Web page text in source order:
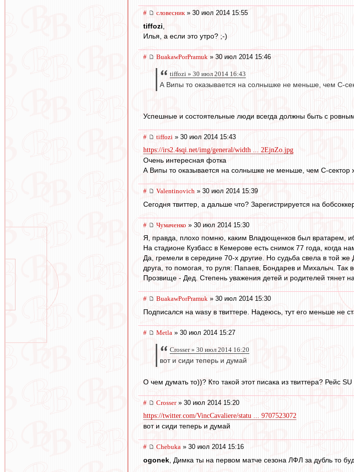
# словесник» 30 июл 2014 15:55
tiffozi
Илья, а если это утро? ;-)
# BuakawPorPramuk » 30 июл 2014 15:46
tiffozi » 30 июл 2014 16:43
А Випы то оказывается на солнышке не меньше, чем С-
Успешные и состоятельные люди всегда должны быть с
# tiffozi » 30 июл 2014 15:43
https://irs2.4sqi.net/img/general/width ... 2EjnZo.jpg
Очень интересная фотка
А Випы то оказывается на солнышке не меньше, чем С-сектор
# Valentinovich » 30 июл 2014 15:39
Сегодня твиттер, а дальше что? Зарегистрируется на
# Чумаченко » 30 июл 2014 15:30
Я, правда, плохо помню, каким Владющенков был вратарем,
На стадионе Кузбасс в Кемерове есть снимок 77 года, когда
Да, гремели в середине 70-х другие. Но судьба свела в той
друга, то помогая, то руля: Папаев, Бондарев и Михалыч.
Прозвище - Дед. Степень уважения детей и родителей тянет
# BuakawPorPramuk » 30 июл 2014 15:30
Подписался на wasy в твиттере. Надеюсь, тут его меньше не
# Metla » 30 июл 2014 15:27
Crosser » 30 июл 2014 16:20
вот и сиди теперь и думай
О чем думать то))? Кто такой этот писака из твиттера? Рейс
# Crosser» 30 июл 2014 15:20
https://twitter.com/VincCavaliere/statu ... 9707523072
вот и сиди теперь и думай
# Chebuka » 30 июл 2014 15:16
ogonek , Димка ты на первом матче сезона ЛФЛ за дубль то